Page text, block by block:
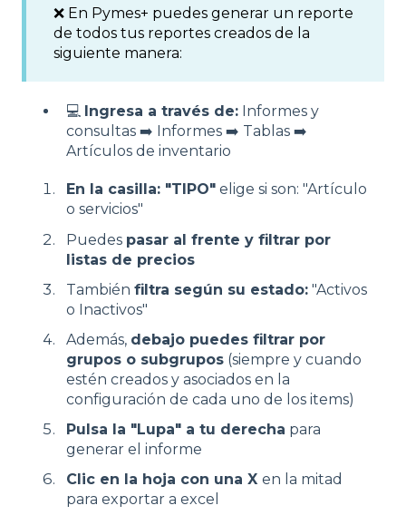
❌ En Pymes+ puedes generar un reporte
de todos tus reportes creados de la
siguiente manera:
💻 Ingresa a través de: Informes y
consultas ➡️ Informes ➡️ Tablas ➡️
Artículos de inventario
En la casilla: "TIPO" elige si son: "Artículo
o servicios"
Puedes pasar al frente y filtrar por
listas de precios
También filtra según su estado: "Activos
o Inactivos"
Además, debajo puedes filtrar por
grupos o subgrupos (siempre y cuando
estén creados y asociados en la
configuración de cada uno de los items)
Pulsa la "Lupa" a tu derecha para
generar el informe
Clic en la hoja con una X en la mitad
para exportar a excel